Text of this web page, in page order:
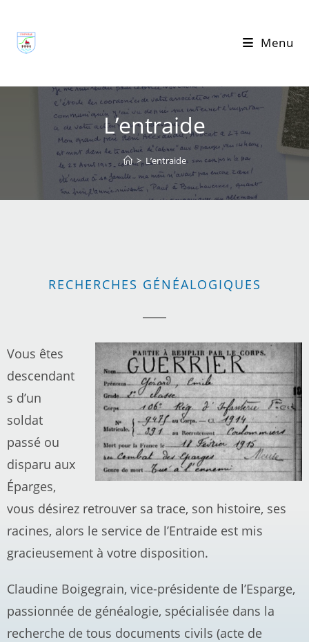
Menu
L’entraide
> L’entraide
RECHERCHES GÉNÉALOGIQUES
Vous êtes
descendant
s d’un
soldat
passé ou
disparu aux
Éparges,
vous désirez retrouver sa trace, son histoire, ses
racines, alors le service de l’Entraide est mis
gracieusement à votre disposition.
Claudine Boigegrain, vice-présidente de l’Esparge,
passionnée de généalogie, spécialisée dans la
recherche de tous documents civils (acte de